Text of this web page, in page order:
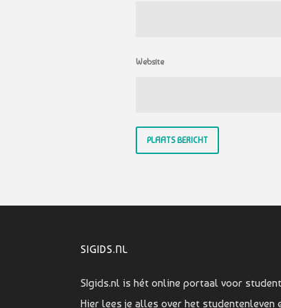
Website
SIGIDS.NL
SIgids.nl is hét online portaal voor
Hier lees je alles over het studentenleven